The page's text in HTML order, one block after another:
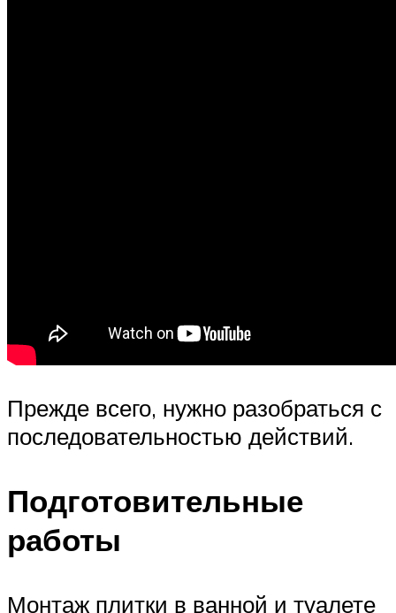
Прежде всего, нужно разобраться с
последовательностью действий.
Подготовительные
работы
Монтаж плитки в ванной и туалете